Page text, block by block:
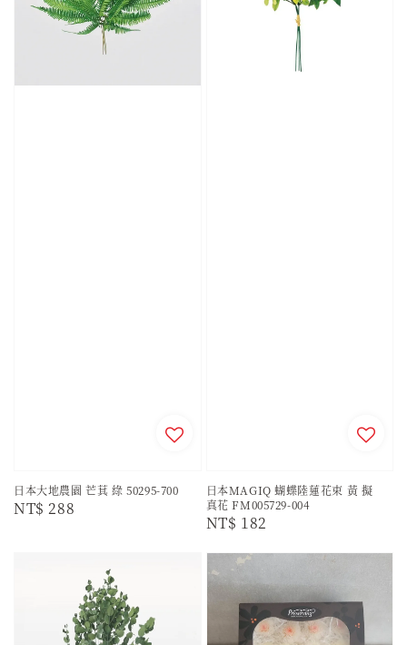
日本大地農園 芒萁 綠 50295-700
Regular
NT$ 288
日本MAGIQ 蝴蝶陸蓮花束 黃 擬
真花 FM005729-004
Regular
NT$ 182